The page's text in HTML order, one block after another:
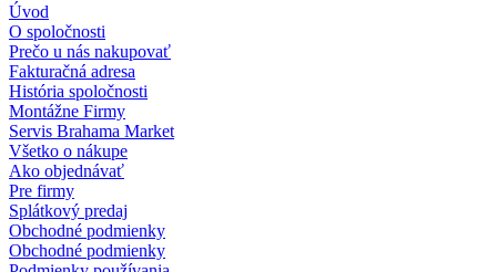
Úvod
O spoločnosti
Prečo u nás nakupovať
Fakturačná adresa
História spoločnosti
Montážne Firmy
Servis Brahama Market
Všetko o nákupe
Ako objednávať
Pre firmy
Splátkový predaj
Obchodné podmienky
Obchodné podmienky